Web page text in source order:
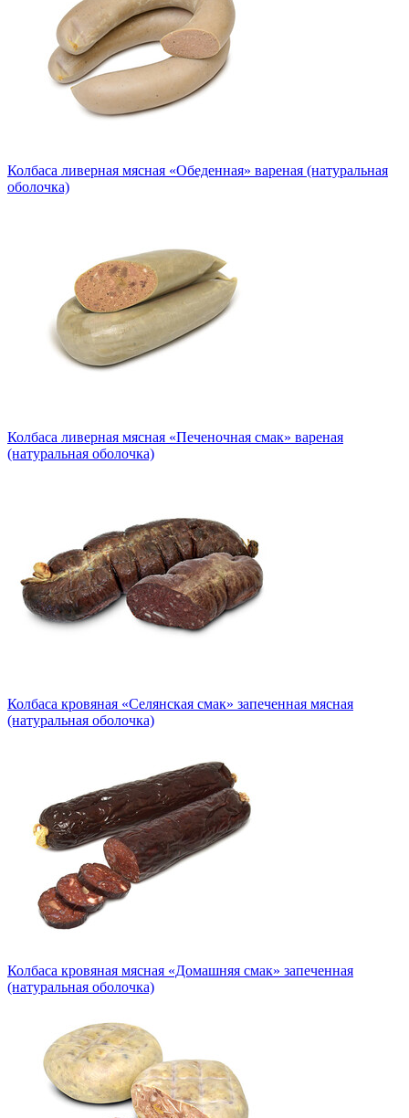
Колбаса ливерная мясная «Обеденная» вареная (натуральная
оболочка)
Колбаса ливерная мясная «Печеночная смак» вареная
(натуральная оболочка)
Колбаса кровяная «Селянская смак» запеченная мясная
(натуральная оболочка)
Колбаса кровяная мясная «Домашняя смак» запеченная
(натуральная оболочка)